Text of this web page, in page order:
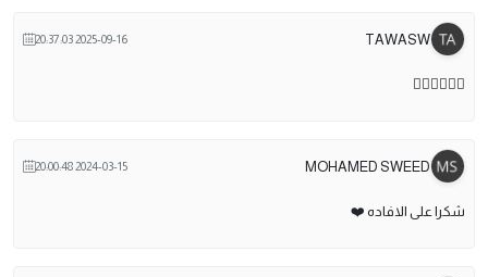
TAWASW
2025-09-16 20:37:03
👍🏻👍🏻👍🏻
MOHAMED SWEED
2024-03-15 20:00:48
شكرا على الافاده ❤️